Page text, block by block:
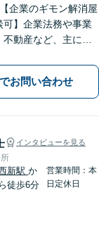
企業のギモン解消屋
可】企業法務や事業
動産など、主に企
して本業に専念でき
するちょっとした疑
解消。ぜひご相談く
お問い合わせ
インタビューを見る
新駅 か
ら徒歩6分
営業時間：本
日定休日